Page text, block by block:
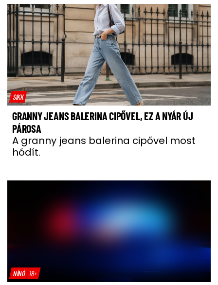
SIKK
GRANNY JEANS BALERINA CIPŐVEL, EZ A NYÁR ÚJ
PÁROSA
A granny jeans balerina cipővel most
hódít.
NÍNÓ 18+